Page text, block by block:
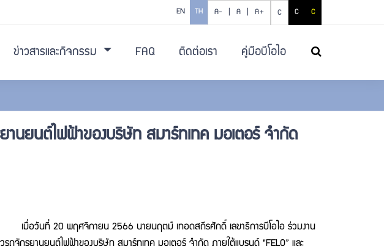
EN TH A- | A | A+ C C C
ข่าวสารและกิจกรรม FAQ ติดต่อเรา คู่มือบีโอไอ
ค้นหา
านยนต์ไฟฟ้าของบริษัท สมาร์ทเทค มอเตอร์ จำกัด
วันที่ 20 พฤศจิกายน 2566 นายนฤตม์ เทอดสถีรศักดิ์ เลขาธิการบีโอไอ ร่วมงาน
รถจักรยานยนต์ไฟฟ้าของบริษัท สมาร์ทเทค มอเตอร์ จำกัด ภายใต้แบรนด์ "FELO” และ